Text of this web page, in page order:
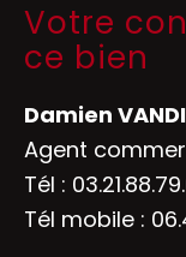
Votre
ce bien
Damien
Agent
Tél :
Tél mobile :